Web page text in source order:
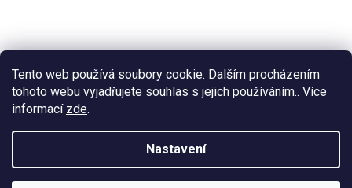
Tento web používá soubory cookie. Dalším procházením
tohoto webu vyjadřujete souhlas s jejich používáním.. Více
informací zde.
Nastavení